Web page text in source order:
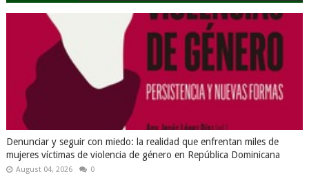
Denunciar y seguir con miedo: la realidad que enfrentan miles de
mujeres víctimas de violencia de género en República Dominicana
August 04, 2026 0